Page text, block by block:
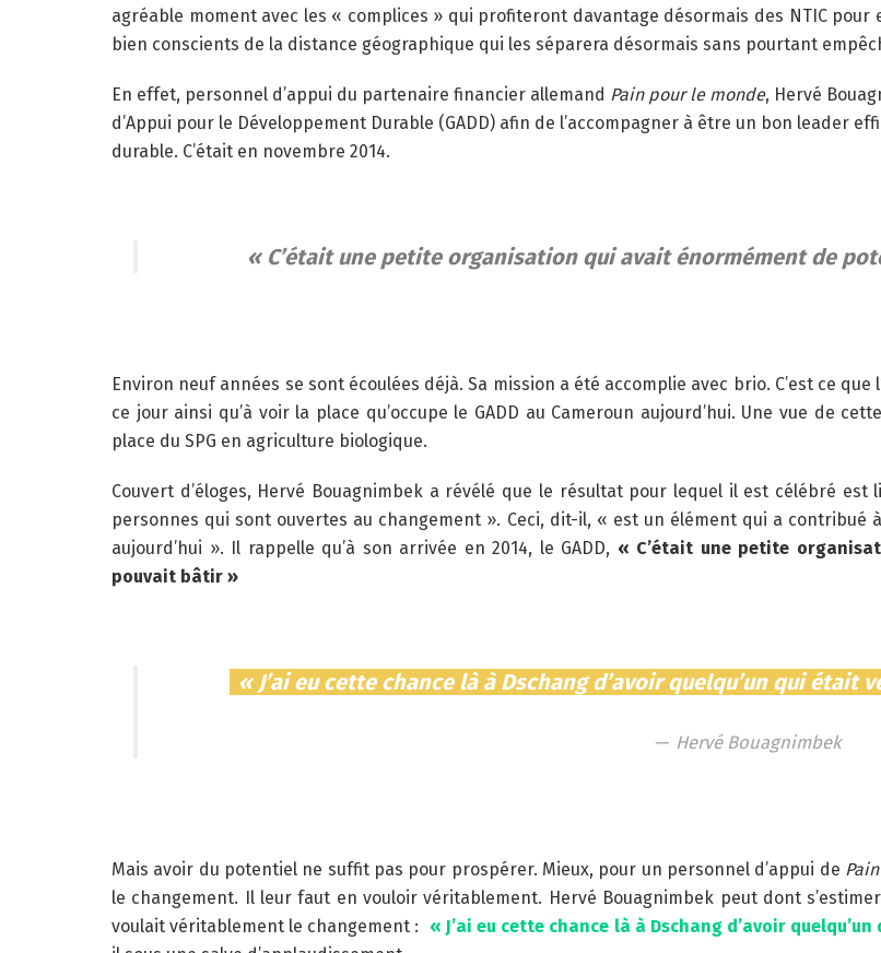
agréable moment avec les « complices » qui profiteront davantage désormais des NTIC
bien conscients de la distance géographique qui les séparera désormais sans pourtant
En effet, personnel d’appui du partenaire financier allemand Pain pour le monde, Hervé
d’Appui pour le Développement Durable (GADD) afin de l’accompagner à être un bon leader
durable. C’était en novembre 2014.
« C’était une petite organisation qui avait énormément de
Environ neuf années se sont écoulées déjà. Sa mission a été accomplie avec brio. C’est ce
ce jour ainsi qu’à voir la place qu’occupe le GADD au Cameroun aujourd’hui. Une vue de
place du SPG en agriculture biologique.
Couvert d’éloges, Hervé Bouagnimbek a révélé que le résultat pour lequel il est célébré
personnes qui sont ouvertes au changement ». Ceci, dit-il, « est un élément qui a contribué
aujourd’hui ». Il rappelle qu’à son arrivée en 2014, le GADD, « C’était une petite
pouvait bâtir »
« J’ai eu cette chance là à Dschang d’avoir quelqu’un qui
Hervé Bouagnimbek
Mais avoir du potentiel ne suffit pas pour prospérer. Mieux, pour un personnel d’appui de
le changement. Il leur faut en vouloir véritablement. Hervé Bouagnimbek peut dont
voulait véritablement le changement :
« J’ai eu cette chance là à Dschang d’avoir